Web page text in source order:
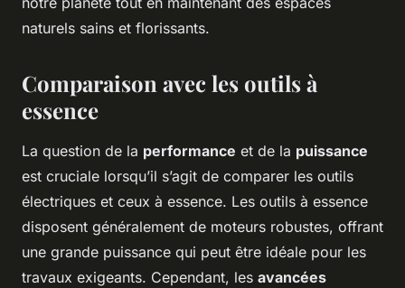
naturels sains et florissants.
Comparaison avec les outils à
essence
La question de la performance et de la puissance
est cruciale lorsqu’il s’agit de comparer les outils
électriques et ceux à essence. Les outils à essence
disposent généralement de moteurs robustes, offrant
une grande puissance qui peut être idéale pour les
travaux exigeants. Cependant, les avancées